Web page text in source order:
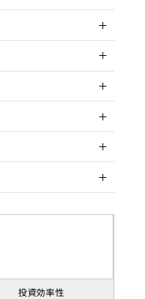
岡市神島外浦2919
投資効率性